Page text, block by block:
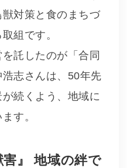
対策と食のまちづ
組です。
託したのが「合同
志さんは、50年先
続くよう、地域に
す。
』 地域の絆で